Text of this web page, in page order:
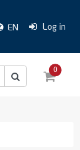
EN Log in
0